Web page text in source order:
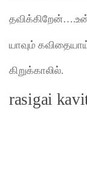
யாவும்
கிறுக்காலில்.
rasigai